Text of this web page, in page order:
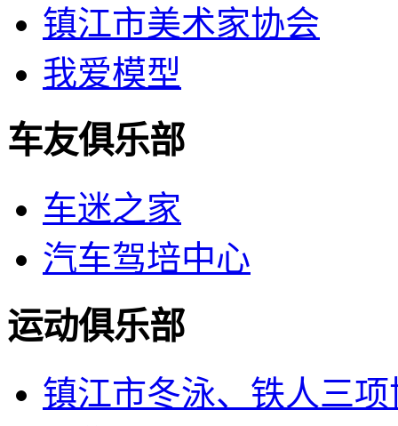
镇江市美术家协会
我爱模型
车友俱乐部
车迷之家
汽车驾培中心
运动俱乐部
镇江市冬泳、铁人三项